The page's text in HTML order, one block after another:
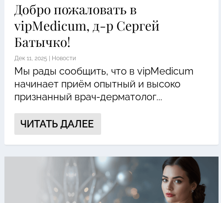
Добро пожаловать в
vipMedicum, д-р Сергей
Батычко!
Дек 11, 2025 Новости
Мы рады сообщить, что в vipMedicum
начинает приём опытный и высоко
признанный врач-дерматолог...
ЧИТАТЬ ДАЛЕЕ